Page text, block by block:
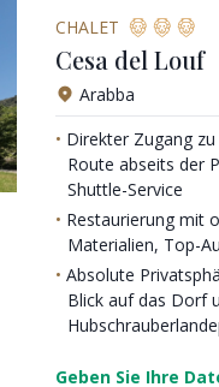
CHALET
Cesa del Louf
Arabba
Direkter Zugang
Route abseits der
Shuttle-Service
Restaurierung mit
Materialien, Top-
Absolute
Blick auf das Dorf
Geben Sie Ihre